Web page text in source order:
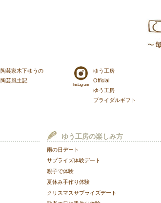
陶芸家木下ゆうの
陶芸風土記
Instagram
ゆう工房
Official
ゆう工房
ブライダルギフト
ゆう工房の楽しみ方
雨の日デート
サプライズ体験デート
親子で体験
夏休み手作り体験
クリスマスサプライズデート